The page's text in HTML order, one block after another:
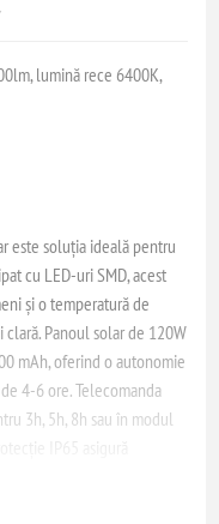
lumină rece 6400K,
este soluția ideală pentru
cu LED-uri SMD, acest
și o temperatură de
Panoul solar de 120W
mAh, oferind o autonomie
4-6 ore. Telecomanda
3h, 5h, 8h sau în modul